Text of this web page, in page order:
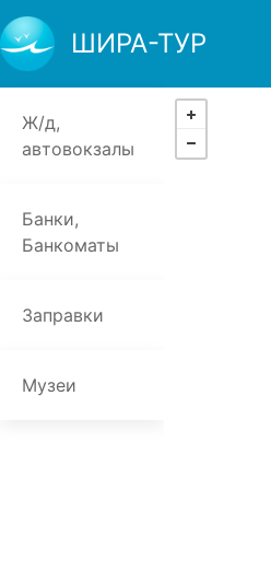
ШИРА-ТУР
Ж/д,
автовокзалы
Банки,
Банкоматы
Заправки
Музеи